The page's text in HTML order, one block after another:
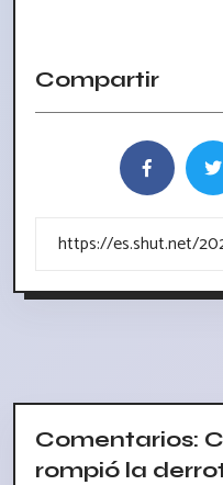
Compartir
Comentarios:
rompió la